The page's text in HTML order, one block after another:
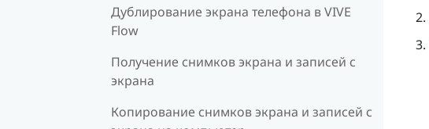
Дублирование экрана телефона в VIVE
Flow
Получение снимков экрана и записей с
экрана
Копирование снимков экрана и записей с